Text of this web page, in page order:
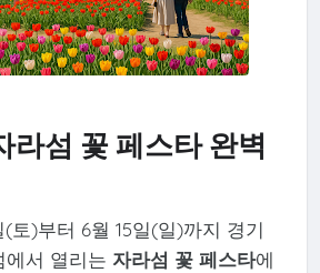
섬 꽃 페스타 완벽
토)부터 6월 15일(일)까지 경기
에서 열리는 자라섬 꽃 페스타에